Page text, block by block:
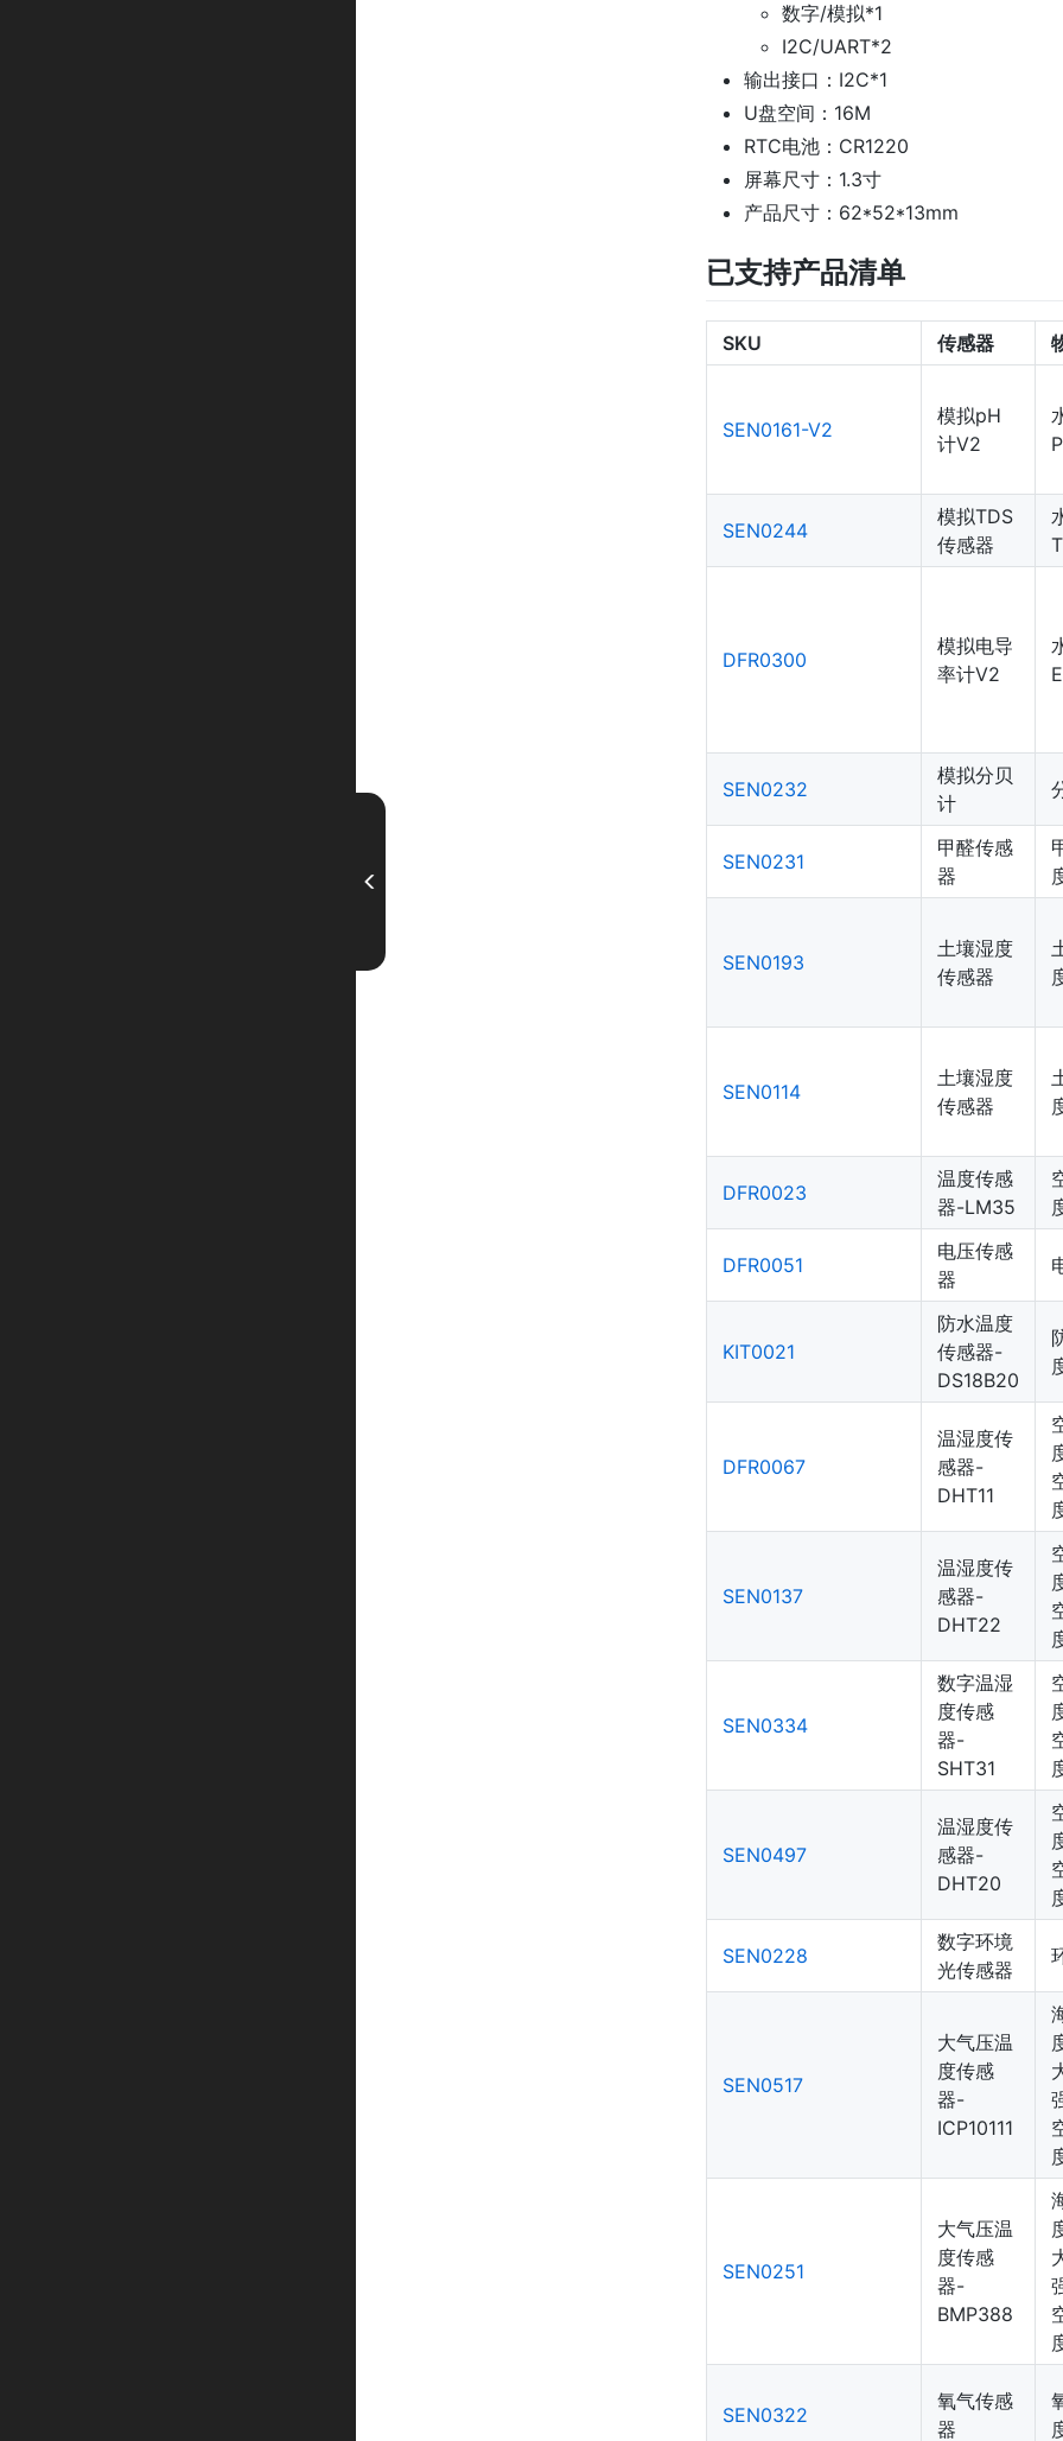
数字/模拟*1
I2C/UART*2
输出接口：I2C*1
U盘空间：16M
RTC电池：CR1220
屏幕尺寸：1.3寸
产品尺寸：62*52*13mm
已支持产品清单
SKU 传感器
SEN0161-V2
模拟pH
计V2
SEN0244
模拟TDS
传感器
DFR0300
模拟电导
率计V2
SEN0232
模拟分贝
计
SEN0231
甲醛传感
器
SEN0193
土壤湿度
传感器
SEN0114
土壤湿度
传感器
DFR0023
温度传感
器-LM35
DFR0051
电压传感
器
KIT0021
防水温度
传感器-
DS18B20
DFR0067
温湿度传
感器-
DHT11
SEN0137
温湿度传
感器-
DHT22
SEN0334
数字温湿
度传感
器-
SHT31
SEN0497
温湿度传
感器-
DHT20
SEN0228
数字环境
光传感器
SEN0517
大气压温
度传感
器-
ICP10111
SEN0251
大气压温
度传感
器-
BMP388
SEN0322
氧气传感
器